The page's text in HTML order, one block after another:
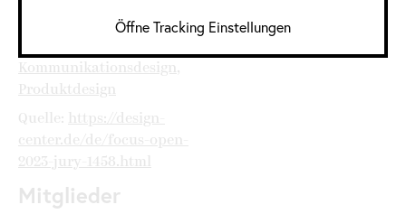
Bundeslandspezifisch,
Kommunikationsdesign,
Produktdesign
Quelle:
https://design-
center.de/de/focus-open-
2023-jury-1458.html
Mitglieder
Öffne Tracking Einstellungen